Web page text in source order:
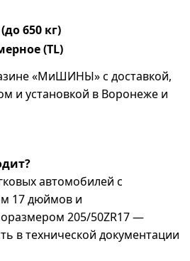
650 кг)
(TL)
«МиШИНЫ» с доставкой,
и установкой в Воронеже и
автомобилей с
17 дюймов и
205/50ZR17 —
в технической документации